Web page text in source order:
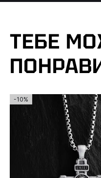
ТЕБЕ
-10%